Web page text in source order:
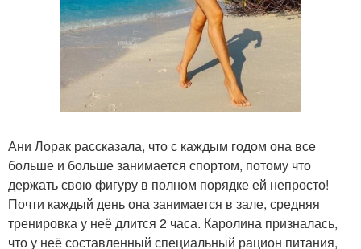
Ани Лорак рассказала, что с каждым годом она все
больше и больше занимается спортом, потому что
держать свою фигуру в полном порядке ей непросто!
Почти каждый день она занимается в зале, средняя
тренировка у неё длится 2 часа. Каролина призналась,
что у неё составленный специальный рацион питания,